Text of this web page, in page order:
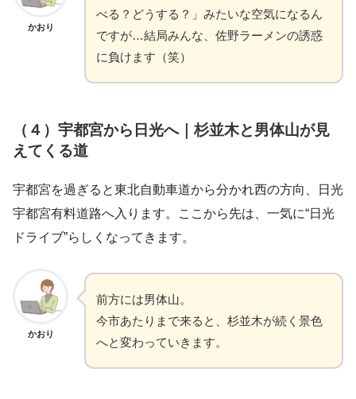
かおり
べる？どうする？」みたいな空気になるん
ですが…結局みんな、佐野ラーメンの誘惑
に負けます（笑）
（４）宇都宮から日光へ｜杉並木と男体山が見
えてくる道
宇都宮を過ぎると東北自動車道から分かれ西の方向、日光
宇都宮有料道路へ入ります。ここから先は、一気に“日光
ドライブ”らしくなってきます。
かおり
前方には男体山。
今市あたりまで来ると、杉並木が続く景色
へと変わっていきます。